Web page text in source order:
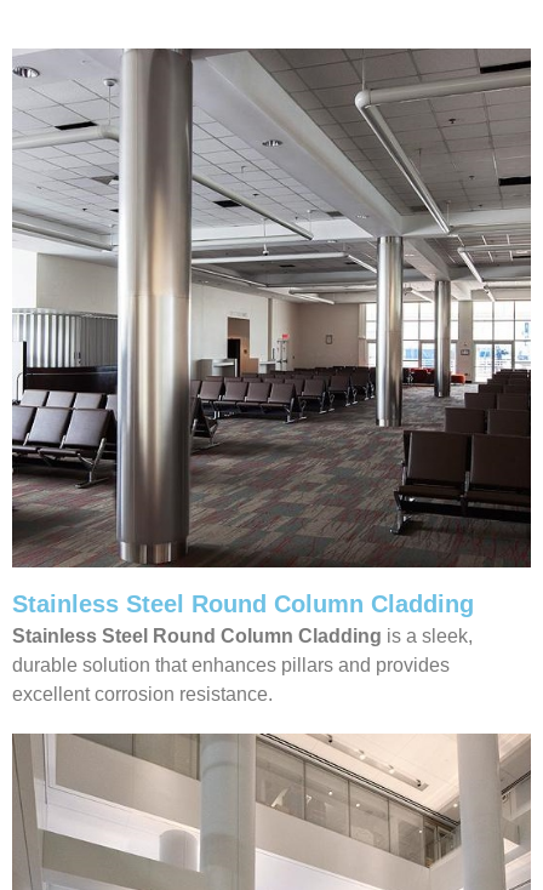
Stainless Steel Round Column Cladding
Stainless Steel Round Column Cladding is a sleek,
durable solution that enhances pillars and provides
excellent corrosion resistance.